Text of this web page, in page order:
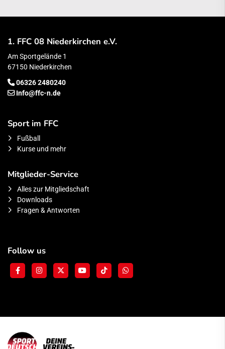
1. FFC 08 Niederkirchen e.V.
Am Sportgelände 1
67150 Niederkirchen
06326 2480240
Info@ffc-n.de
Sport im FFC
Fußball
Kurse und mehr
Mitglieder-Service
Alles zur Mitgliedschaft
Downloads
Fragen & Antworten
Follow us